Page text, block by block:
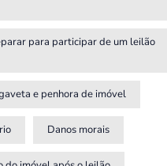
para participar de um leilão
e penhora de imóvel
Danos morais